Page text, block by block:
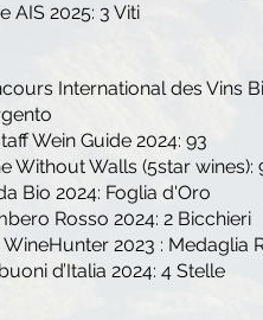
AIS 2025: 3 Viti
International des Vins
Wein Guide 2024: 93
Without Walls (5star wines):
Bio 2024: Foglia d'Oro
Rosso 2024: 2 Bicchieri
WineHunter 2023 : Medaglia
d’Italia 2024: 4 Stelle